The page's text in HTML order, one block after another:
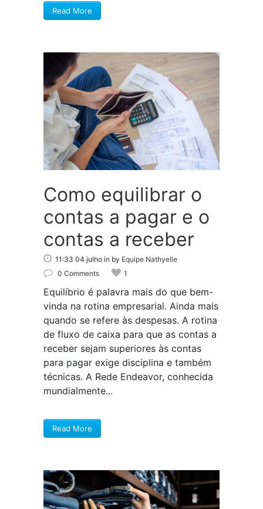
Read More
Como equilibrar o
contas a pagar e o
contas a receber
11:33 04 julho in by Equipe Nathyelle
0 Comments
1
Equilíbrio é palavra mais do que bem-
vinda na rotina empresarial. Ainda mais
quando se refere às despesas. A rotina
de fluxo de caixa para que as contas a
receber sejam superiores às contas
para pagar exige disciplina e também
técnicas. A Rede Endeavor, conhecida
mundialmente...
Read More